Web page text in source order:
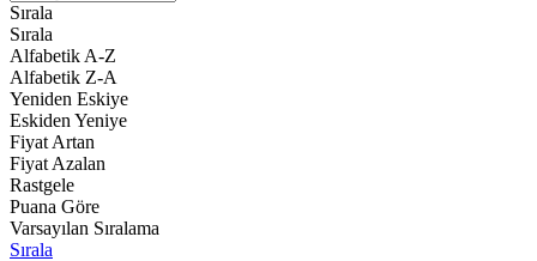
Sırala
Sırala
Alfabetik A-Z
Alfabetik Z-A
Yeniden Eskiye
Eskiden Yeniye
Fiyat Artan
Fiyat Azalan
Rastgele
Puana Göre
Varsayılan Sıralama
Sırala